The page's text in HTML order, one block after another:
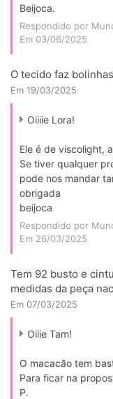
Beijoca.
Respondido por
Em 03/06/2025
O tecido faz
Em 19/03/2025
Oiiiie Lora!
Ele é de viscolight,
Se tiver qualquer
pode nos mandar
obrigada
beijoca
Respondido por
Em 26/03/2025
Tem 92 busto e
medidas da peça
Em 07/03/2025
Oiiie Tam!
O macacão tem
Para ficar na
P.